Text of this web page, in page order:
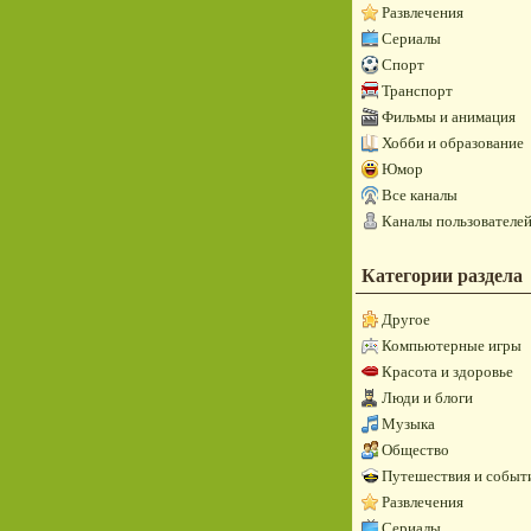
Развлечения
Сериалы
Спорт
Транспорт
Фильмы и анимация
Хобби и образование
Юмор
Все каналы
Каналы пользователей
Категории раздела
Другое
Компьютерные игры
Красота и здоровье
Люди и блоги
Музыка
Общество
Путешествия и
Развлечения